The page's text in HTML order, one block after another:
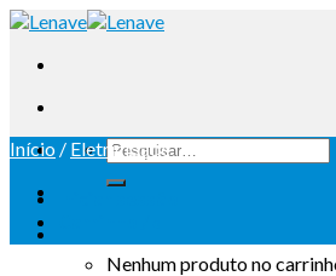
Nenhum produto no
Início / Eletricidade